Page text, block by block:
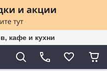
кафе и кухни